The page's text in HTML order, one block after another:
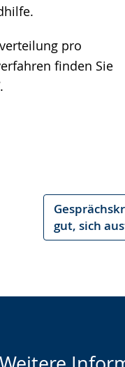
pro
finden Sie
gut, sich
Nächster
Artikel